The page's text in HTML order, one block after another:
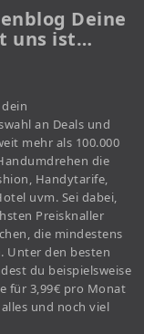
Deine
uns ist…
an Deals und
mehr als 100.000
die
Handytarife,
uvm. Sei dabei,
Preisknaller
die mindestens
Unter den besten
du beispielsweise
für 3,99€ pro Monat
und noch viel